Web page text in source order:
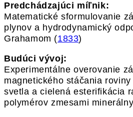
Predchádzajúci míľnik:
Matematické sformulovanie
plynov a hydrodynamický
Grahamom (1833)
Budúci vývoj:
Experimentálne overovanie
magnetického stáčania
svetla a cielená esterifikácia
polymérov zmesami